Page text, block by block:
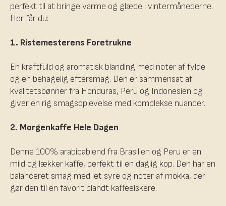
perfekt til at bringe varme og glæde i vintermånederne.
Her får du:
1. Ristemesterens Foretrukne
En kraftfuld og aromatisk blanding med noter af fylde
og en behagelig eftersmag. Den er sammensat af
kvalitetsbønner fra Honduras, Peru og Indonesien og
giver en rig smagsoplevelse med komplekse nuancer.
2. Morgenkaffe Hele Dagen
Denne 100% arabicablend fra Brasilien og Peru er en
mild og lækker kaffe, perfekt til en daglig kop. Den har en
balanceret smag med let syre og noter af mokka, der
gør den til en favorit blandt kaffeelskere.